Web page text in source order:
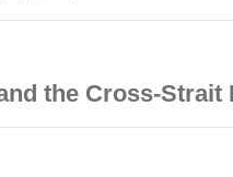
the Cross-Strait